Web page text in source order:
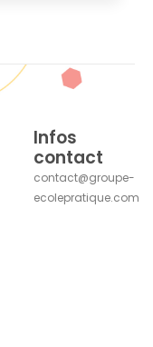
Infos
contact
contact@groupe-
ecolepratique.com